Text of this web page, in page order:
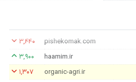
pishekomak.com
۳,۴۴۰
haamim.ir
۳,۹۰۰
organic-agri.ir
۱,۳۰۷